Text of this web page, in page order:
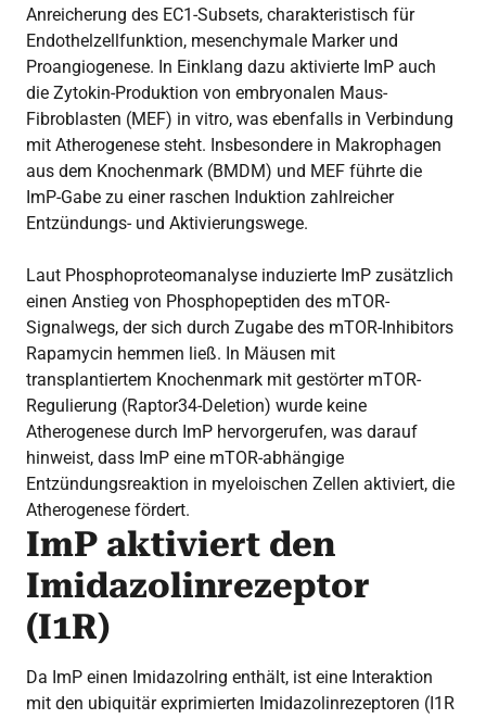
Anreicherung des EC1-Subsets, charakteristisch für
Endothelzellfunktion, mesenchymale Marker und
Proangiogenese. In Einklang dazu aktivierte ImP auch
die Zytokin-Produktion von embryonalen Maus-
Fibroblasten (MEF) in vitro, was ebenfalls in Verbindung
mit Atherogenese steht. Insbesondere in Makrophagen
aus dem Knochenmark (BMDM) und MEF führte die
ImP-Gabe zu einer raschen Induktion zahlreicher
Entzündungs- und Aktivierungswege.
Laut Phosphoproteomanalyse induzierte ImP zusätzlich
einen Anstieg von Phosphopeptiden des mTOR-
Signalwegs, der sich durch Zugabe des mTOR-Inhibitors
Rapamycin hemmen ließ. In Mäusen mit
transplantiertem Knochenmark mit gestörter mTOR-
Regulierung (Raptor34-Deletion) wurde keine
Atherogenese durch ImP hervorgerufen, was darauf
hinweist, dass ImP eine mTOR-abhängige
Entzündungsreaktion in myeloischen Zellen aktiviert, die
Atherogenese fördert.
ImP aktiviert den
Imidazolinrezeptor
(I1R)
Da ImP einen Imidazolring enthält, ist eine Interaktion
mit den ubiquitär exprimierten Imidazolinrezeptoren (I1R